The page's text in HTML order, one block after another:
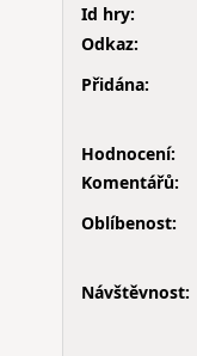
Id hry:
Odkaz:
Přidána:
Hodnocení:
Komentářů:
Oblíbenost:
Návštěvnost: